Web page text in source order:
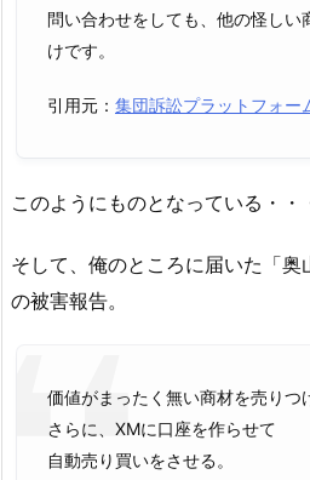
問い合わせをしても、他の怪しい
けです。
引用元： 集団訴訟プラットフォー
このようにものとなっている・・
そして、俺のところに届いた「奥
の被害報告。
価値がまったく無い商材を売りつ
さらに、XMに口座を作らせて
自動売り買いをさせる。